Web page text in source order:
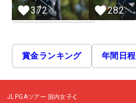
372 282
賞金ランキング 年間日程
JLPGAツアー 国内女子